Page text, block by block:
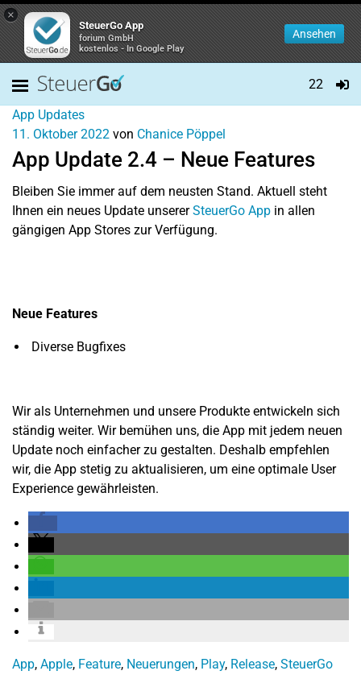
×
SteuerGo App
forium GmbH
kostenlos - In Google Play
Ansehen
22
App Updates
11. Oktober 2022 von Chanice Pöppel
App Update 2.4 – Neue Features
Bleiben Sie immer auf dem neusten Stand. Aktuell steht
Ihnen ein neues Update unsererSteuerGo App in allen
gängigen App Stores zur Verfügung.
Neue Features
Diverse Bugfixes
Wir als Unternehmen und unsere Produkte entwickeln sich
ständig weiter. Wir bemühen uns, die App mit jedem neuen
Update noch einfacher zu gestalten. Deshalb empfehlen
wir, die App stetig zu aktualisieren, um eine optimale User
Experience gewährleisten.
App, Apple, Feature, Neuerungen, Play, Release, SteuerGo